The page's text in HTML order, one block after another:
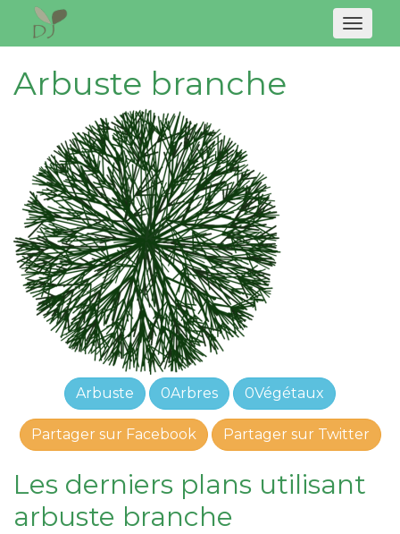
Arbuste branche
Arbuste 0Arbres 0Végétaux
Partager sur Facebook Partager sur Twitter
Les derniers plans utilisant
arbuste branche